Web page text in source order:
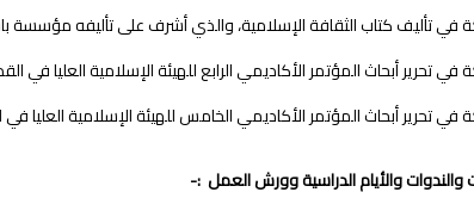
في تأليف كتاب الثقافة الإسلامية، والذي أشرف على تأليفه مؤسسة باسيا.
في تحرير أبحاث المؤتمر الأكاديمي الرابع للهيئة الإسلامية العليا في
في تحرير أبحاث المؤتمر الأكاديمي الخامس للهيئة الإسلامية العليا في
والندوات والأيام الدراسية وورش العمل :-